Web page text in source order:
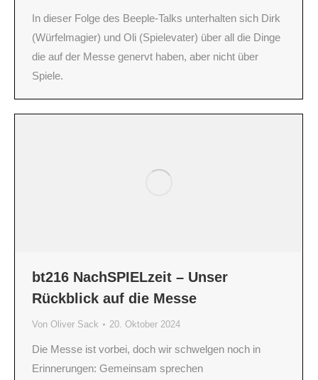
In dieser Folge des Beeple-Talks unterhalten sich Dirk
(Würfelmagier) und Oli (Spielevater) über all die Dinge
die auf der Messe genervt haben, aber nicht über
Spiele.
bt216 NachSPIELzeit – Unser
Rückblick auf die Messe
Von Oliver Sack 20. Oktober 2024
Die Messe ist vorbei, doch wir schwelgen noch in
Erinnerungen: Gemeinsam sprechen